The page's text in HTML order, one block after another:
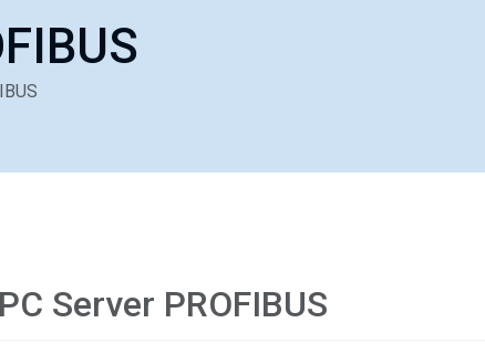
Server PROFIBUS